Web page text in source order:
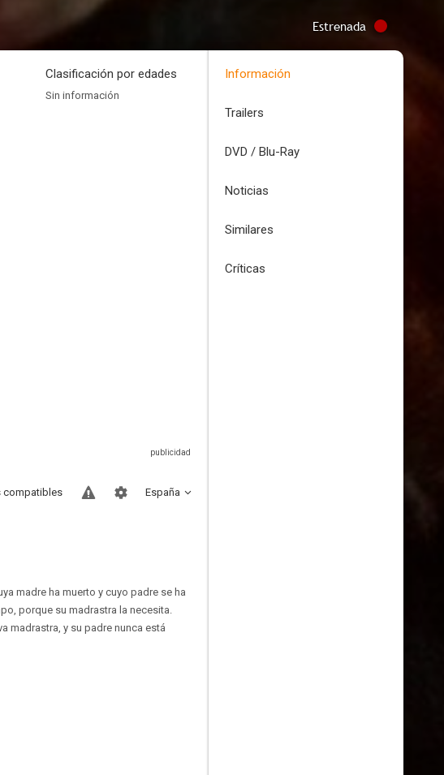
Estrenada
Clasificación por edades
Sin información
España
compatibles
madre ha muerto y cuyo padre se ha
porque su madrastra la necesita.
madrastra, y su padre nunca está
Información
Trailers
DVD / Blu-Ray
Noticias
Similares
Críticas